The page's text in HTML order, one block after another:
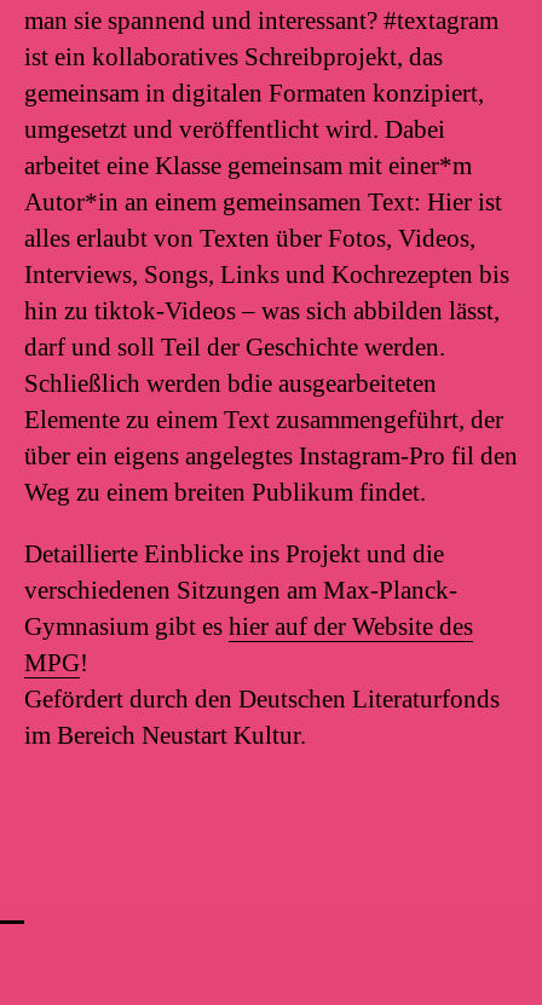
man sie spannend und interessant? #textagram
ist ein kollaboratives Schreibprojekt, das
gemeinsam in digitalen Formaten konzipiert,
umgesetzt und veröffentlicht wird. Dabei
arbeitet eine Klasse gemeinsam mit einer*m
Autor*in an einem gemeinsamen Text: Hier ist
alles erlaubt von Texten über Fotos, Videos,
Interviews, Songs, Links und Kochrezepten bis
hin zu tiktok-Videos – was sich abbilden lässt,
darf und soll Teil der Geschichte werden.
Schließlich werden bdie ausgearbeiteten
Elemente zu einem Text zusammengeführt, der
über ein eigens angelegtes Instagram-Pro fil den
Weg zu einem breiten Publikum findet.
Detaillierte Einblicke ins Projekt und die
verschiedenen Sitzungen am Max-Planck-
Gymnasium gibt es hier auf der Website des
MPG!
Gefördert durch den Deutschen Literaturfonds
im Bereich Neustart Kultur.